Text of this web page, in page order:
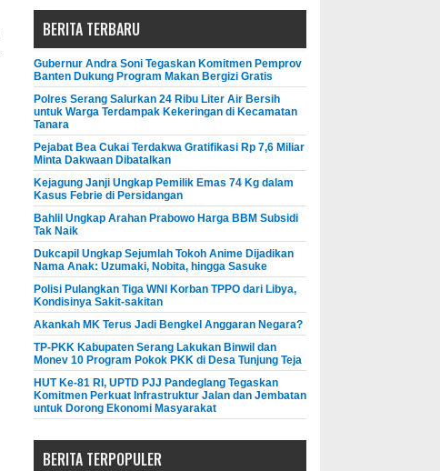
BERITA TERBARU
Gubernur Andra Soni Tegaskan Komitmen Pemprov
Banten Dukung Program Makan Bergizi Gratis
Polres Serang Salurkan 24 Ribu Liter Air Bersih
untuk Warga Terdampak Kekeringan di Kecamatan
Tanara
Pejabat Bea Cukai Terdakwa Gratifikasi Rp 7,6 Miliar
Minta Dakwaan Dibatalkan
Kejagung Janji Ungkap Pemilik Emas 74 Kg dalam
Kasus Febrie di Persidangan
Bahlil Ungkap Arahan Prabowo Harga BBM Subsidi
Tak Naik
Dukcapil Ungkap Sejumlah Tokoh Anime Dijadikan
Nama Anak: Uzumaki, Nobita, hingga Sasuke
Polisi Pulangkan Tiga WNI Korban TPPO dari Libya,
Kondisinya Sakit-sakitan
Akankah MK Terus Jadi Bengkel Anggaran Negara?
TP-PKK Kabupaten Serang Lakukan Binwil dan
Monev 10 Program Pokok PKK di Desa Tunjung Teja
HUT Ke-81 RI, UPTD PJJ Pandeglang Tegaskan
Komitmen Perkuat Infrastruktur Jalan dan Jembatan
untuk Dorong Ekonomi Masyarakat
BERITA TERPOPULER